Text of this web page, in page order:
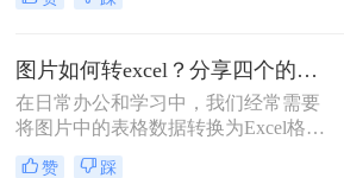
图像。为了方便提取和处理其中的数
为表格，并进行数据分析和处理，下
面转转小师妹就教你怎么把图片转换
成excel。
图片如何转excel？分享四个的高效技巧，瞬间提高办公效！
在日常办公和学习中，我们经常需要
将图片中的表格数据转换为Excel格
式，以便进行编辑、分析和处理。然
赞 踩